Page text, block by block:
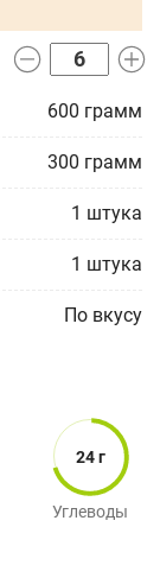
600 грамм
300 грамм
1 штука
1 штука
По вкусу
24 г
Углеводы